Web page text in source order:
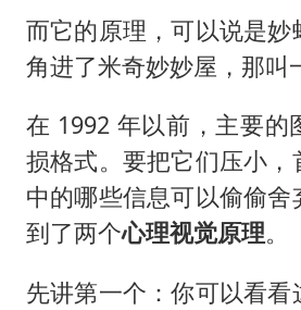
而它的原理，可以说是
角进了米奇妙妙屋，那叫
在 1992 年以前，主要的
损格式。要把它们压小，
中的哪些信息可以偷偷舍
到了两个心理视觉原理。
先讲第一个：你可以看看